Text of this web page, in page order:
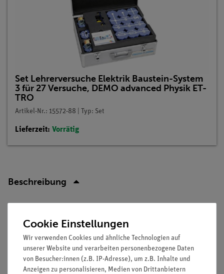
Set Lehrerversuche Elektrik Baustein-System
3 für 27 Versuche, DEMO advanced Physik ET-
TRO
Artikel-Nr.: 15572-88 | Typ: Set
Lieferzeit: Vorrätig
Beschreibung
Es soll gezeigt werden, wie sich eine ungünstige Lage des
Arbeitspunktes einer Transistor-Verstärkerstufe auf die
Verstärkerwirkung auswirkt und wie der Arbeitspunkt
gegenüber Veränderungen der Betriebsspannung stabilisiert
Cookie Einstellungen
Wir verwenden Cookies und ähnliche Technologien auf
unserer Website und verarbeiten personenbezogene Daten
von Besucher:innen (z.B. IP-Adresse), um z.B. Inhalte und
Anzeigen zu personalisieren, Medien von Drittanbietern